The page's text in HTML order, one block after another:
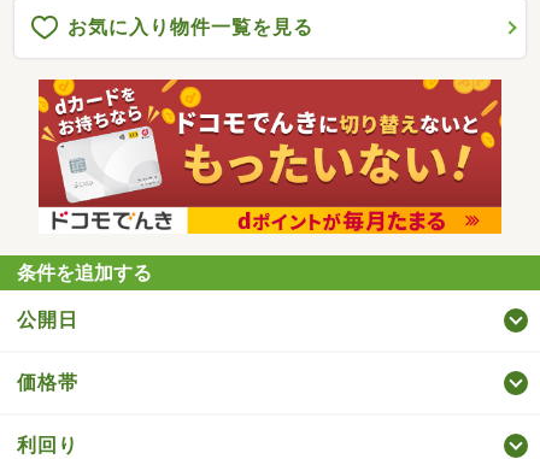
お気に入り物件一覧を見る
条件を追加する
公開日
価格帯
利回り